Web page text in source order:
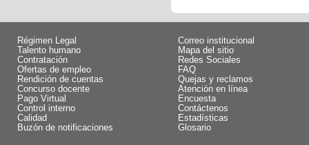
Régimen Legal
Talento humano
Contratación
Ofertas de empleo
Rendición de cuentas
Concurso docente
Pago Virtual
Control interno
Calidad
Buzón de notificaciones
Correo institucional
Mapa del sitio
Redes Sociales
FAQ
Quejas y reclamos
Atención en línea
Encuesta
Contáctenos
Estadísticas
Glosario